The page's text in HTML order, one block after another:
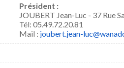
Président :
JOUBERT Jean-Luc - 37 Rue
Tél: 05.49.72.20.81
Mail : joubert.jean-